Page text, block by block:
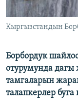
Кыргызстандын
Борбордук
отурумунда дагы
тамгаларын
талапкерлер